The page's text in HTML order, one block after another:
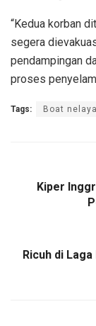
“Kedua korban
segera
pendampingan
proses
Tags: Boat
Kiper
Ricuh di Laga